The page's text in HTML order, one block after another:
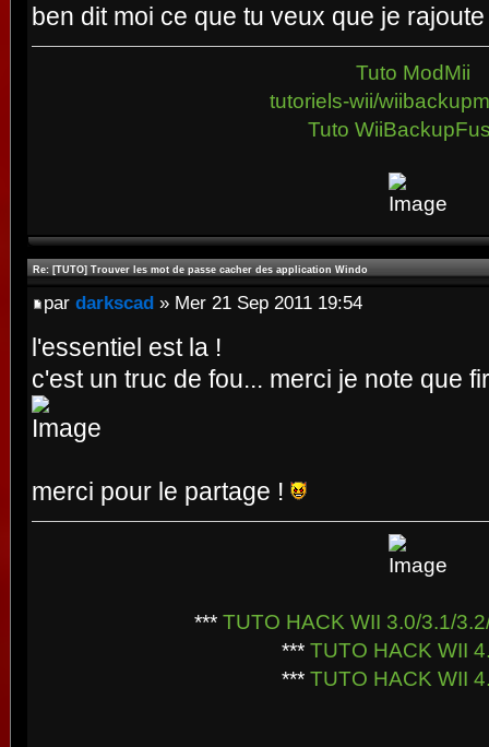
ben dit moi ce que tu veux que je
Tuto ModMii
tutoriels-wii/
Tuto
Re: [TUTO] Trouver les mot de passe cacher des application Windo
par darkscad » Mer 21 Sep 2011 19:54
l'essentiel est la !
c'est un truc de fou... merci je note que
merci pour le partage !
*** TUTO HACK WII 3.0/3.1/
*** TUTO HACK WII
*** TUTO HACK WII